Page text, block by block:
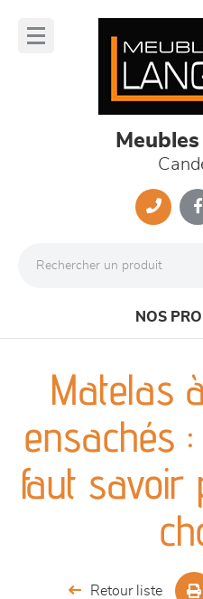
NOS
canapés et fauteuils
séjours
meubles de complément
Matelas
ensachés :
faut savoir
Retour liste